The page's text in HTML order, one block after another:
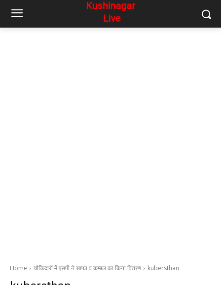
Home चौकिदारों में एसपी ने साफा व कम्बल का किया वितरण kubersthan